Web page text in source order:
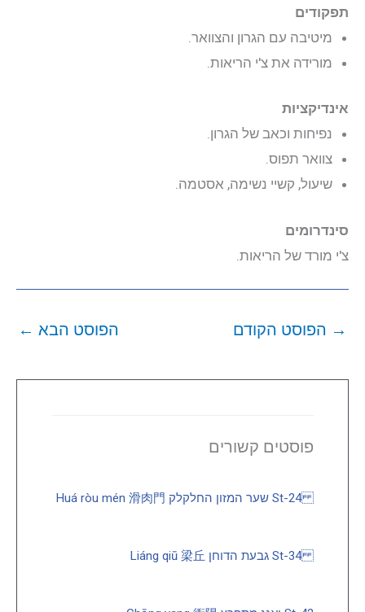
תפקודים
מיטיבה עם הגרון והצוואר.
מורידה את צ'י הריאות.
אינדיקציות
נפיחות וכאב של הגרון.
צוואר תפוס.
שיעול, קשיי נשימה, אסטמה.
סינדרומים
צ'י מורד של הריאות.
→ הפוסט הקודם הפוסט הבא ←
פוסטים קשורים
St-24 שער המזון החלקלק Huá ròu mén 滑肉門
St-34 גבעת הדוחן Liáng qiū 梁丘